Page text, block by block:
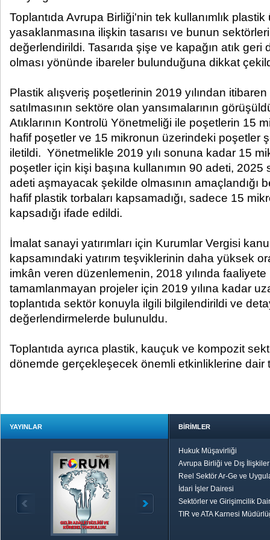
Toplantıda Avrupa Birliği'nin tek kullanımlık plastik
yasaklanmasına ilişkin tasarısı ve bunun
değerlendirildi. Tasarıda şişe ve kapağın atık geri
olması yönünde ibareler bulunduğuna dikkat
Plastik alışveriş poşetlerinin 2019 yılından
satılmasının sektöre olan yansımalarının
Atıklarının Kontrolü Yönetmeliği ile poşetlerin 15
hafif poşetler ve 15 mikronun üzerindeki poşetler
iletildi. Yönetmelikle 2019 yılı sonuna kadar 15
poşetler için kişi başına kullanımın 90 adeti,
adeti aşmayacak şekilde olmasının amaçlandığı
hafif plastik torbaları kapsamadığı, sadece 15
kapsadığı ifade edildi.
İmalat sanayi yatırımları için Kurumlar Vergisi
kapsamındaki yatırım teşviklerinin daha yüksek
imkân veren düzenlemenin, 2018 yılında
tamamlanmayan projeler için 2019 yılına kadar
toplantıda sektör konuyla ilgili bilgilendirildi ve
değerlendirmelerde bulunuldu.
Toplantıda ayrıca plastik, kauçuk ve kompozit
dönemde gerçekleşecek önemli etkinliklerine dair
YAYINLAR BİRİMLER
Hukuk Müşavirliği
Avrupa Birliği ve Dış
Reel Sektör Ar-Ge ve
İdari İşler Dairesi
Sektörler ve Girişimcilik
TIR ve ATA Karnesi